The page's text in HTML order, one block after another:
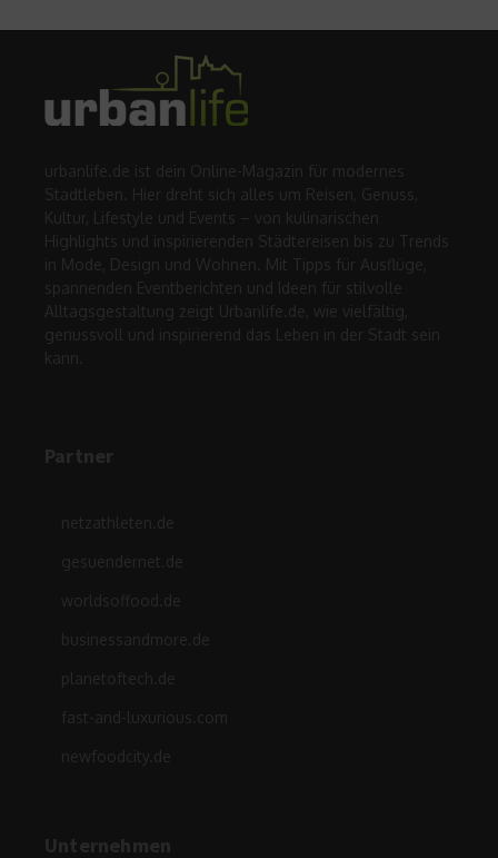
urbanlife.de ist dein Online-Magazin für modernes
Stadtleben. Hier dreht sich alles um Reisen, Genuss,
Kultur, Lifestyle und Events – von kulinarischen
Highlights und inspirierenden Städtereisen bis zu Trends
in Mode, Design und Wohnen. Mit Tipps für Ausflüge,
spannenden Eventberichten und Ideen für stilvolle
Alltagsgestaltung zeigt Urbanlife.de, wie vielfältig,
genussvoll und inspirierend das Leben in der Stadt sein
kann.
Partner
netzathleten.de
gesuendernet.de
worldsoffood.de
businessandmore.de
planetoftech.de
fast-and-luxurious.com
newfoodcity.de
Unternehmen